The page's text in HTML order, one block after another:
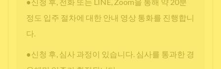
정도 입주 절차에 대한 안내 영상 통화를 진행합니
다.
●신청 후, 심사 과정이 있습니다. 심사를 통과한 경